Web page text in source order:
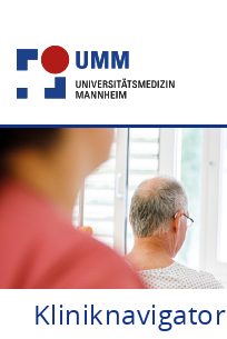
Kliniknavigator